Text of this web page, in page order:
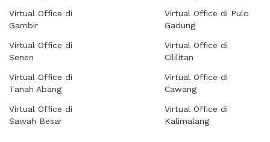
Virtual Office di
Gambir
Virtual Office di
Senen
Virtual Office di
Tanah Abang
Virtual Office di
Sawah Besar
Virtual Office di Pulo
Gadung
Virtual Office di
Cililitan
Virtual Office di
Cawang
Virtual Office di
Kalimalang